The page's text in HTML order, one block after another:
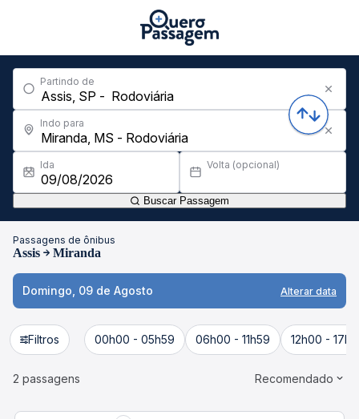
Partindo de
Indo para
Ida Volta (opcional)
Buscar Passagem
Passagens de ônibus
Assis Miranda
Domingo, 09 de Agosto Alterar data
Filtros 00h00 - 05h59 06h00 - 11h59 12h00 -
2 passagens Recomendado